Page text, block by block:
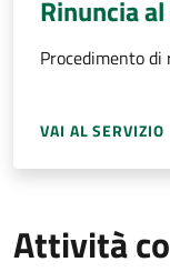
Rinuncia
Procedimento
VAI AL SERVIZIO
Attività